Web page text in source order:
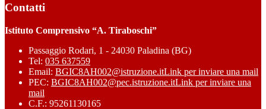
Contatti
Istituto Comprensivo “A. Tiraboschi”
Passaggio Rodari, 1 - 24030 Paladina (BG)
Tel: 035 637559
Email: BGIC8AH002@istruzione.itLink per inviare una mail
PEC: BGIC8AH002@pec.istruzione.itLink per inviare una
mail
C.F.: 95261130165